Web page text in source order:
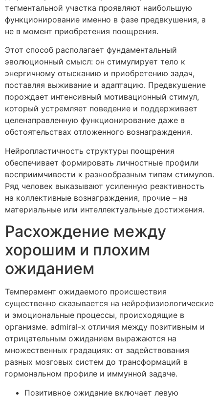
тегментальной участка проявляют наибольшую
функционирование именно в фазе предвкушения, а
не в момент приобретения поощрения.
Этот способ располагает фундаментальный
эволюционный смысл: он стимулирует тело к
энергичному отысканию и приобретению задач,
поставляя выживание и адаптацию. Предвкушение
порождает интенсивный мотивационный стимул,
который устремляет поведение и поддерживает
целенаправленную функционирование даже в
обстоятельствах отложенного вознаграждения.
Нейропластичность структуры поощрения
обеспечивает формировать личностные профили
восприимчивости к разнообразным типам стимулов.
Ряд человек выказывают усиленную реактивность
на коллективные вознаграждения, прочие – на
материальные или интеллектуальные достижения.
Расхождение между
хорошим и плохим
ожиданием
Темперамент ожидаемого происшествия
существенно сказывается на нейрофизиологические
и эмоциональные процессы, происходящие в
организме. admiral-x отличия между позитивным и
отрицательным ожиданием выражаются на
множественных градациях: от задействования
разных мозговых систем до трансформаций в
гормональном профиле и иммунной задаче.
Позитивное ожидание включает левую